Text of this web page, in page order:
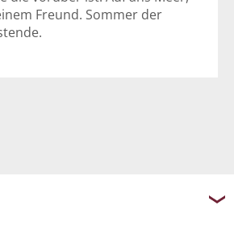
Freund. Sommer der